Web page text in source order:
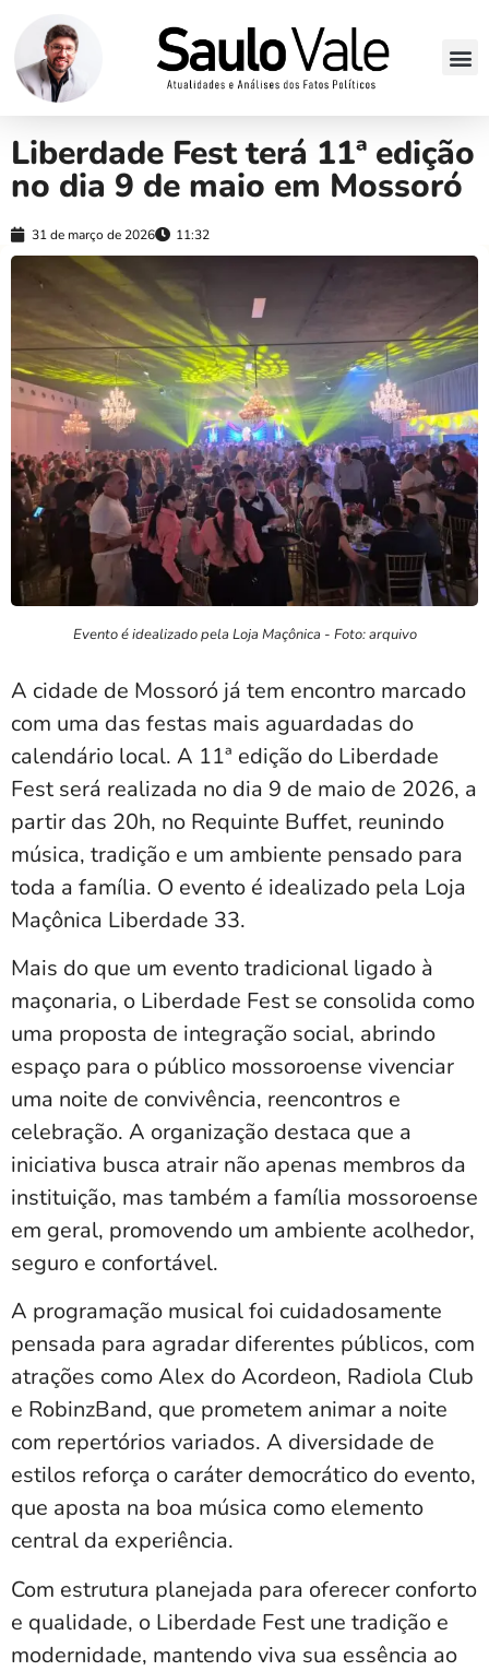
Liberdade Fest terá 11ª edição
no dia 9 de maio em Mossoró
31 de março de 2026 11:32
Evento é idealizado pela Loja Maçônica - Foto: arquivo
A cidade de Mossoró já tem encontro marcado
com uma das festas mais aguardadas do
calendário local. A 11ª edição do Liberdade
Fest será realizada no dia 9 de maio de 2026, a
partir das 20h, no Requinte Buffet, reunindo
música, tradição e um ambiente pensado para
toda a família. O evento é idealizado pela Loja
Maçônica Liberdade 33.
Mais do que um evento tradicional ligado à
maçonaria, o Liberdade Fest se consolida como
uma proposta de integração social, abrindo
espaço para o público mossoroense vivenciar
uma noite de convivência, reencontros e
celebração. A organização destaca que a
iniciativa busca atrair não apenas membros da
instituição, mas também a família mossoroense
em geral, promovendo um ambiente acolhedor,
seguro e confortável.
A programação musical foi cuidadosamente
pensada para agradar diferentes públicos, com
atrações como Alex do Acordeon, Radiola Club
e RobinzBand, que prometem animar a noite
com repertórios variados. A diversidade de
estilos reforça o caráter democrático do evento,
que aposta na boa música como elemento
central da experiência.
Com estrutura planejada para oferecer conforto
e qualidade, o Liberdade Fest une tradição e
modernidade, mantendo viva sua essência ao